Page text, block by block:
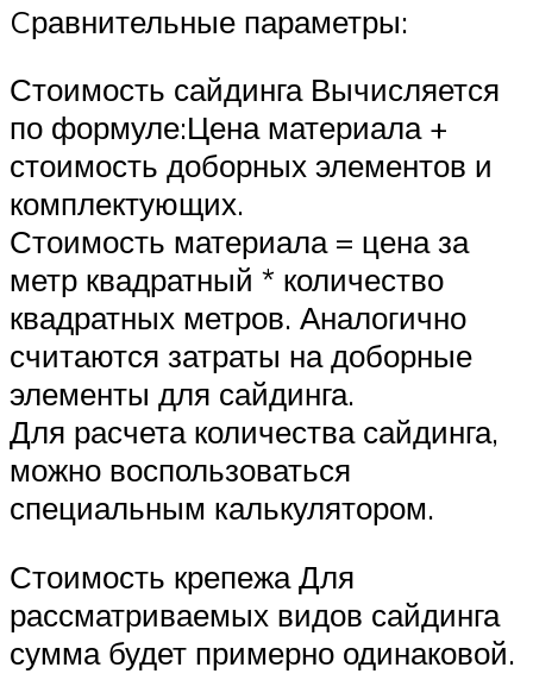
Cравнительные параметры:
Стоимость сайдинга Вычисляется
по формуле:Цена материала +
стоимость доборных элементов и
комплектующих.
Стоимость материала = цена за
метр квадратный * количество
квадратных метров. Аналогично
считаются затраты на доборные
элементы для сайдинга.
Для расчета количества сайдинга,
можно воспользоваться
специальным калькулятором.
Стоимость крепежа Для
рассматриваемых видов сайдинга
сумма будет примерно одинаковой.